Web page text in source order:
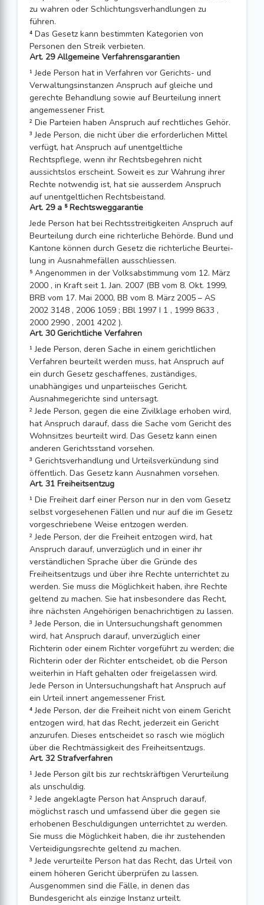
zu wahren oder Schlichtungsverhandlungen zu
führen.
⁴ Das Gesetz kann bestimmten Kategorien von
Personen den Streik verbieten.
Art. 29 Allgemeine Verfahrensgarantien
¹ Jede Person hat in Verfahren vor Gerichts- und
Verwaltungsinstanzen Anspruch auf gleiche und
gerechte Behandlung sowie auf Beurteilung innert
angemessener Frist.
² Die Parteien haben Anspruch auf rechtliches Gehör.
³ Jede Person, die nicht über die erforderlichen Mittel
verfügt, hat Anspruch auf unentgeltliche
Rechtspflege, wenn ihr Rechtsbegehren nicht
aussichtslos erscheint. Soweit es zur Wahrung ihrer
Rechte notwendig ist, hat sie ausserdem Anspruch
auf unentgeltlichen Rechtsbeistand.
Art. 29 a ⁵ Rechtsweggarantie
Jede Person hat bei Rechtsstreitigkeiten Anspruch auf
Beurteilung durch eine rich­terliche Behörde. Bund und
Kantone können durch Gesetz die richterliche Beurtei­
lung in Ausnahmefällen ausschliessen.
⁵ Angenommen in der Volksabstimmung vom 12. März
2000 , in Kraft seit 1. Jan. 2007 (BB vom 8. Okt. 1999,
BRB vom 17. Mai 2000, BB vom 8. März 2005 – AS
2002 3148 , 2006 1059 ; BBl 1997 I 1 , 1999 8633 ,
2000 2990 , 2001 4202 ).
Art. 30 Gerichtliche Verfahren
¹ Jede Person, deren Sache in einem gerichtlichen
Verfahren beurteilt werden muss, hat Anspruch auf
ein durch Gesetz geschaffenes, zuständiges,
unabhängiges und unparteiisches Gericht.
Ausnahmegerichte sind untersagt.
² Jede Person, gegen die eine Zivilklage erhoben wird,
hat Anspruch darauf, dass die Sache vom Gericht des
Wohnsitzes beurteilt wird. Das Gesetz kann einen
anderen Gerichtsstand vorsehen.
³ Gerichtsverhandlung und Urteilsverkündung sind
öffentlich. Das Gesetz kann Ausnahmen vorsehen.
Art. 31 Freiheitsentzug
¹ Die Freiheit darf einer Person nur in den vom Gesetz
selbst vorgesehenen Fällen und nur auf die im Gesetz
vorgeschriebene Weise entzogen werden.
² Jede Person, der die Freiheit entzogen wird, hat
Anspruch darauf, unverzüglich und in einer ihr
verständlichen Sprache über die Gründe des
Freiheitsentzugs und über ihre Rechte unterrichtet zu
werden. Sie muss die Möglichkeit haben, ihre Rechte
geltend zu machen. Sie hat insbesondere das Recht,
ihre nächsten Angehöri­gen benachrichtigen zu lassen.
³ Jede Person, die in Untersuchungshaft genommen
wird, hat Anspruch darauf, unverzüglich einer
Richterin oder einem Richter vorgeführt zu werden; die
Richterin oder der Richter entscheidet, ob die Person
weiterhin in Haft gehalten oder frei­gelassen wird.
Jede Person in Untersuchungshaft hat Anspruch auf
ein Urteil innert angemessener Frist.
⁴ Jede Person, der die Freiheit nicht von einem Gericht
entzogen wird, hat das Recht, jederzeit ein Gericht
anzurufen. Dieses entscheidet so rasch wie möglich
über die Rechtmässigkeit des Freiheitsentzugs.
Art. 32 Strafverfahren
¹ Jede Person gilt bis zur rechtskräftigen Verurteilung
als unschuldig.
² Jede angeklagte Person hat Anspruch darauf,
möglichst rasch und umfassend über die gegen sie
erhobenen Beschuldigungen unterrichtet zu werden.
Sie muss die Möglichkeit haben, die ihr zustehenden
Verteidigungsrechte geltend zu machen.
³ Jede verurteilte Person hat das Recht, das Urteil von
einem höheren Gericht über­prüfen zu lassen.
Ausgenommen sind die Fälle, in denen das
Bundesgericht als ein­zige Instanz urteilt.